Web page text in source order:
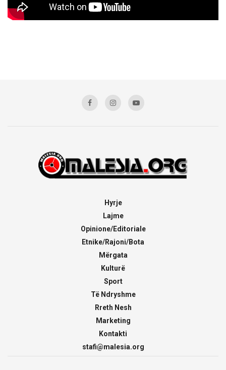
Hyrje
Lajme
Opinione/Editoriale
Etnike/Rajoni/Bota
Mërgata
Kulturë
Sport
Të Ndryshme
Rreth Nesh
Marketing
Kontakti
stafi@malesia.org